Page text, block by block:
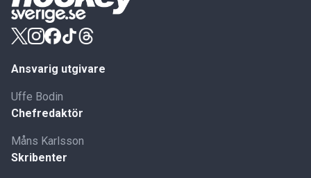
Ansvarig utgivare
Uffe Bodin
Chefredaktör
Måns Karlsson
Skribenter